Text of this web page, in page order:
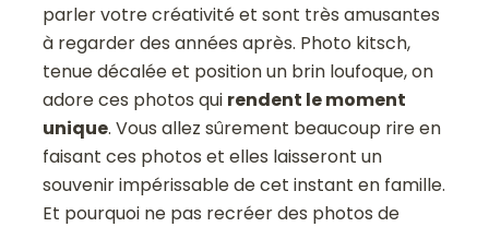
parler votre créativité et sont très amusantes
à regarder des années après. Photo kitsch,
tenue décalée et position un brin loufoque, on
adore ces photos qui rendent le moment
unique. Vous allez sûrement beaucoup rire en
faisant ces photos et elles laisseront un
souvenir impérissable de cet instant en famille.
Et pourquoi ne pas recréer des photos de